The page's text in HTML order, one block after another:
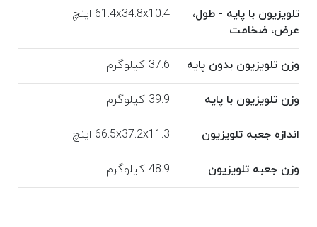
تلویزیون با پایه - طول،
عرض، ضخامت
61.4x34.8x10.4 اینچ
وزن تلویزیون بدون پایه 37.6 کیلوگرم
وزن تلویزیون با پایه 39.9 کیلوگرم
اندازه جعبه تلویزیون 66.5x37.2x11.3 اینچ
وزن جعبه تلویزیون 48.9 کیلوگرم